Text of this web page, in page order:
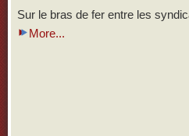
Sur le bras de fer entre les
More...